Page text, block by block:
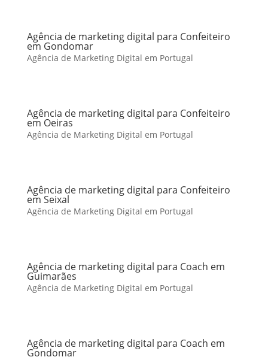
Agência de marketing digital para Confeiteiro
em Gondomar
Agência de Marketing Digital em Portugal
Agência de marketing digital para Confeiteiro
em Oeiras
Agência de Marketing Digital em Portugal
Agência de marketing digital para Confeiteiro
em Seixal
Agência de Marketing Digital em Portugal
Agência de marketing digital para Coach em
Guimarães
Agência de Marketing Digital em Portugal
Agência de marketing digital para Coach em
Gondomar